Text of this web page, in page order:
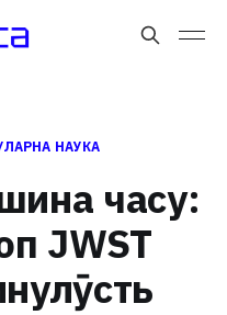
НАУКА
часу:
JWST